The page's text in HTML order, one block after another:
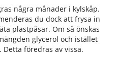
några månader i kylskåp.
du dock att frysa in
plastpåsar. Om så önskas
glycerol och istället
föredras av vissa.